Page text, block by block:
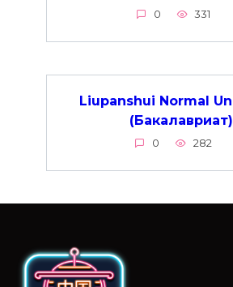
0 331
Liupanshui Normal
(Бакалавриат)
0 282